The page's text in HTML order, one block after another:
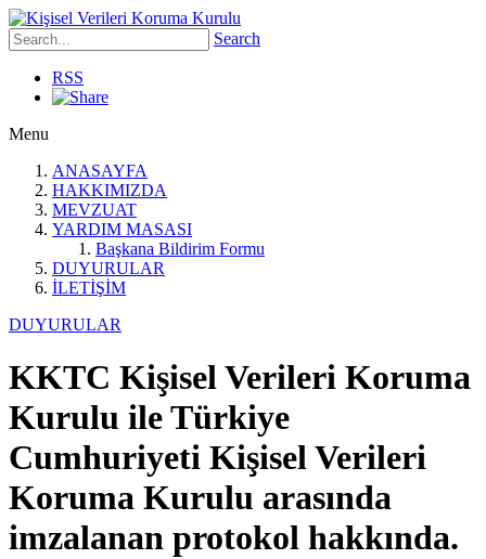
Search
RSS
Menu
ANASAYFA
HAKKIMIZDA
MEVZUAT
YARDIM MASASI
Başkana Bildirim Formu
DUYURULAR
İLETİŞİM
DUYURULAR
KKTC Kişisel Verileri Koruma
Kurulu ile Türkiye
Cumhuriyeti Kişisel Verileri
Koruma Kurulu arasında
imzalanan protokol hakkında.